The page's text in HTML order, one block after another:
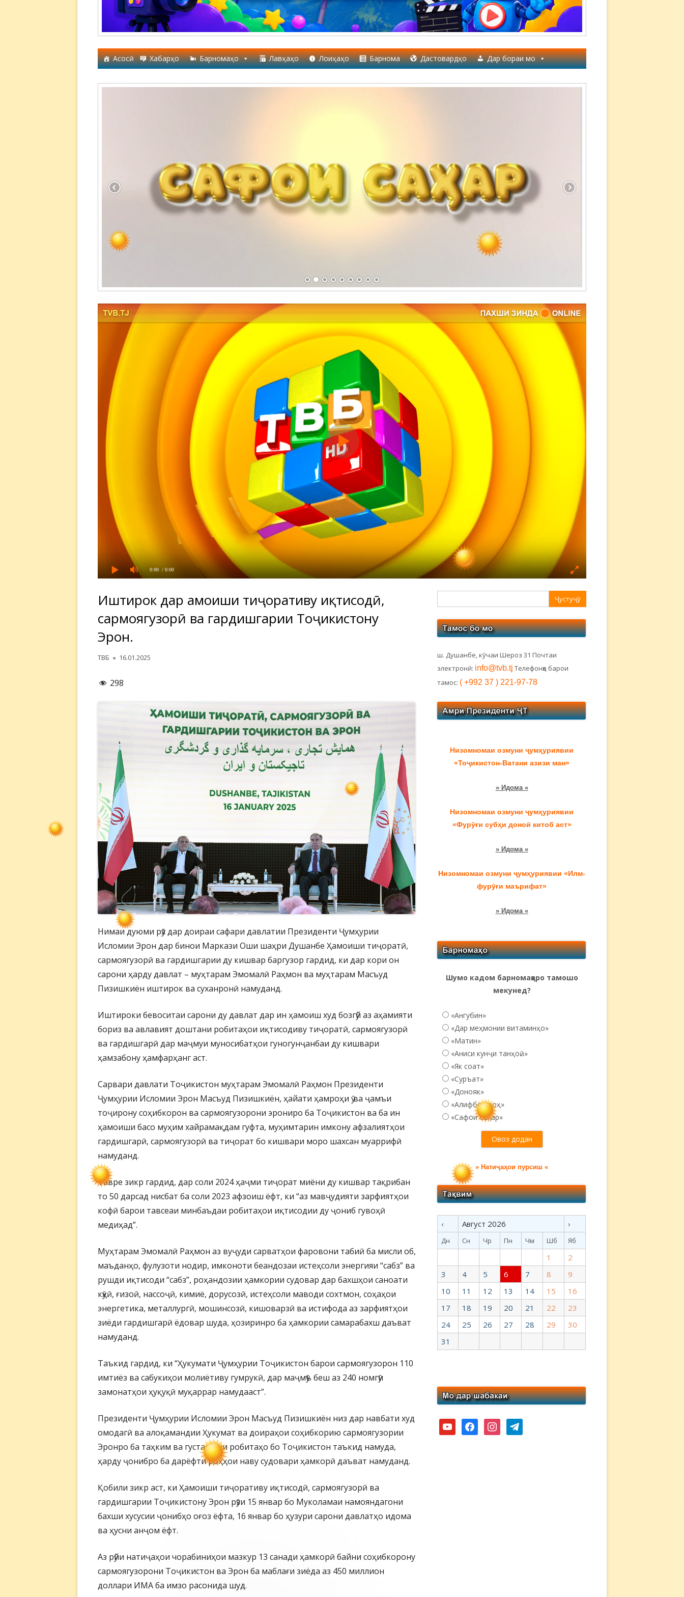
Асосӣ Хабарҳо Барномаҳо Лавҳаҳо Лоиҳаҳо Барнома Дастовардҳо Дар бораи мо
0:00 / 0:00
Иштирок дар Ҳамоиши тиҷоративу иқтисодӣ,
сармоягузорӣ ва гардишгарии Тоҷикистону
Эрон.
Автор
ТВБ Опубликовано
16.01.2025
298
Нимаи дуюми рӯз дар доираи сафари давлатии Президенти Ҷумҳурии
Исломии Эрон дар бинои Маркази Оши шаҳри Душанбе Ҳамоиши тиҷоратӣ,
сармоягузорӣ ва гардишгарии ду кишвар баргузор гардид, ки дар кори он
сарони ҳарду давлат – муҳтарам Эмомалӣ Раҳмон ва муҳтарам Масъуд
Пизишкиён иштирок ва суханронӣ намуданд.
Иштироки бевоситаи сарони ду давлат дар ин ҳамоиш худ бозгӯй аз аҳамияти
бориз ва авлавият доштани робитаҳои иқтисодиву тиҷоратӣ, сармоягузорӣ
ва гардишгарӣ дар маҷмуи муносибатҳои гуногунҷанбаи ду кишвари
ҳамзабону ҳамфарҳанг аст.
Сарвари давлати Тоҷикистон муҳтарам Эмомалӣ Раҳмон Президенти
Ҷумҳурии Исломии Эрон Масъуд Пизишкиён, ҳайати ҳамроҳи ӯ ва ҷамъи
тоҷирону соҳибкорон ва сармоягузорони эрониро ба Тоҷикистон ва ба ин
ҳамоиши басо муҳим хайрамақдам гуфта, муҳимтарин имкону афзалиятҳои
гардишгарӣ, сармоягузорӣ ва тиҷорат бо кишвари моро шахсан муаррифӣ
намуданд.
Тавре зикр гардид, дар соли 2024 ҳаҷми тиҷорат миёни ду кишвар тақрибан
то 50 дарсад нисбат ба соли 2023 афзоиш ёфт, ки “аз мавҷудияти зарфиятҳои
кофӣ барои тавсеаи минбаъдаи робитаҳои иқтисодии ду ҷониб гувоҳӣ
медиҳад”.
Муҳтарам Эмомалӣ Раҳмон аз вуҷуди сарватҳои фаровони табиӣ ба мисли об,
маъданҳо, фулузоти нодир, имконоти беандозаи истеҳсоли энергияи “сабз” ва
рушди иқтисоди “сабз”, роҳандозии ҳамкории судовар дар бахшҳои саноати
кӯҳӣ, ғизоӣ, нассоҷӣ, кимиё, дорусозӣ, истеҳсоли маводи сохтмон, соҳаҳои
энергетика, металлургӣ, мошинсозӣ, кишоварзӣ ва истифода аз зарфиятҳои
зиёди гардишгарӣ ёдовар шуда, ҳозиринро ба ҳамкории самарабахш даъват
намуданд.
Таъкид гардид, ки “Ҳукумати Ҷумҳурии Тоҷикистон барои сармоягузорон 110
имтиёз ва сабукиҳои молиётиву гумрукӣ, дар маҷмӯъ беш аз 240 номгӯи
замонатҳои ҳуқуқӣ муқаррар намудааст”.
Президенти Ҷумҳурии Исломии Эрон Масъуд Пизишкиён низ дар навбати худ
омодагӣ ва алоқамандии Ҳукумат ва доираҳои соҳибкорию сармоягузории
Эронро ба таҳким ва густариши робитаҳо бо Тоҷикистон таъкид намуда,
ҳарду ҷонибро ба дарёфти роҳҳои наву судовари ҳамкорӣ даъват намуданд.
Қобили зикр аст, ки Ҳамоиши тиҷоративу иқтисодӣ, сармоягузорӣ ва
гардишгарии Тоҷикистону Эрон рӯзи 15 январ бо Муколамаи намояндагони
бахши хусусии ҷонибҳо оғоз ёфта, 16 январ бо ҳузури сарони давлатҳо идома
ва ҳусни анҷом ёфт.
Аз рӯйи натиҷаҳои чорабиниҳои мазкур 13 санади ҳамкорӣ байни соҳибкорону
сармоягузорони Тоҷикистон ва Эрон ба маблағи зиёда аз 450 миллион
доллари ИМА ба имзо расонида шуд.
боковая
ш. Душанбе, кӯчаи Шероз 31 Почтаи
электронӣ: info@tvb.tj Телефонҳо барои
тамос: ( +992 37 ) 221-97-78
Низомномаи озмуни ҷумҳуриявии
«Тоҷикистон-Ватани азизи ман»
» Идома «
Низомномаи озмуни ҷумҳуриявии
«Фурӯғи субҳи доноӣ китоб аст»
» Идома «
Низомномаи озмуни ҷумҳуриявии «Илм-
фурӯғи маърифат»
» Идома «
Шумо кадом барномаҳоро тамошо
мекунед?
«Ангубин»
«Дар меҳмонии витаминҳо»
«Матин»
«Аниси кунҷи танҳоӣ...»
«Як соат»
«Суръат»
«Донояк»
«Алифбои роҳ»
«Сафои саҳар»
» Натиҷаҳои пурсиш «
‹ Август 2026 ›
Дн Сн Чр Пн Чм Шб Яб
1
2
3
4 5 6 7 8
9
10
11 12 13 14 15
16
17
18 19 20 21 22
23
24
25 26 27 28 29
30
31
youtubefacebookinstagramtelegram